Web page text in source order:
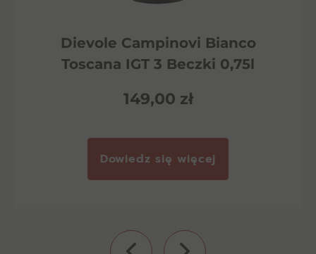
Dievole Campinovi Bianco
Toscana IGT 3 Beczki 0,75l
149,00 zł
Dowiedz się więcej